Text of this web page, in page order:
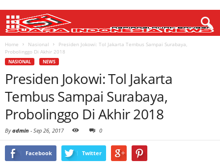
Home Nasional
Presiden Jokowi: Tol Jakarta Tembus Sampai Surabaya,
Probolinggo Di Akhir 2018
NASIONAL NEWS
Presiden Jokowi: Tol Jakarta
Tembus Sampai Surabaya,
Probolinggo Di Akhir 2018
Byadmin - Sep 26, 2017 0
Facebook Twitter